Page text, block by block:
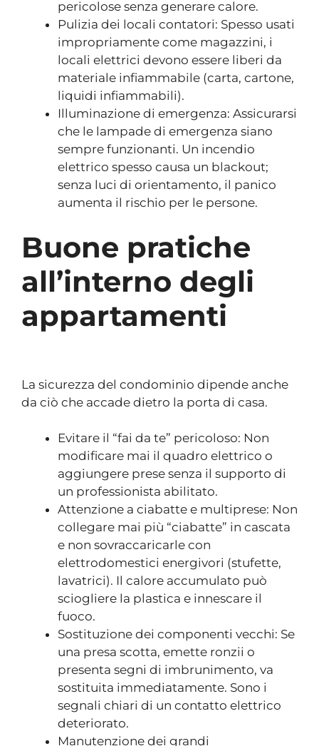
pericolose senza generare calore.
Pulizia dei locali contatori: Spesso usati
impropriamente come magazzini, i
locali elettrici devono essere liberi da
materiale infiammabile (carta, cartone,
liquidi infiammabili).
Illuminazione di emergenza: Assicurarsi
che le lampade di emergenza siano
sempre funzionanti. Un incendio
elettrico spesso causa un blackout;
senza luci di orientamento, il panico
aumenta il rischio per le persone.
Buone pratiche
all’interno degli
appartamenti
La sicurezza del condominio dipende anche
da ciò che accade dietro la porta di casa.
Evitare il “fai da te” pericoloso: Non
modificare mai il quadro elettrico o
aggiungere prese senza il supporto di
un professionista abilitato.
Attenzione a ciabatte e multiprese: Non
collegare mai più “ciabatte” in cascata
e non sovraccaricarle con
elettrodomestici energivori (stufette,
lavatrici). Il calore accumulato può
sciogliere la plastica e innescare il
fuoco.
Sostituzione dei componenti vecchi: Se
una presa scotta, emette ronzii o
presenta segni di imbrunimento, va
sostituita immediatamente. Sono i
segnali chiari di un contatto elettrico
deteriorato.
Manutenzione dei grandi